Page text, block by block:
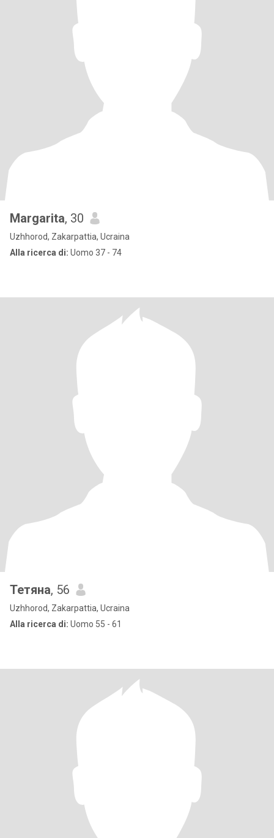
Margarita, 30
Uzhhorod, Zakarpattia, Ucraina
Alla ricerca di: Uomo 37 - 74
Тетяна, 56
Uzhhorod, Zakarpattia, Ucraina
Alla ricerca di: Uomo 55 - 61